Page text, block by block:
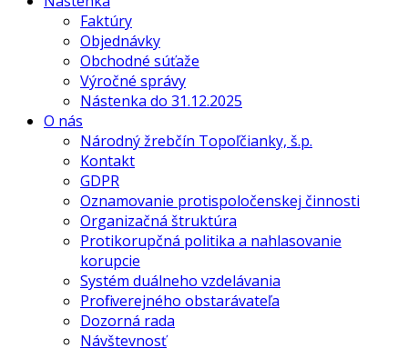
Faktúry
Objednávky
Obchodné súťaže
Výročné správy
Nástenka do 31.12.2025
O nás
Národný žrebčín Topoľčianky, š.p.
Kontakt
GDPR
Oznamovanie protispoločenskej činnosti
Organizačná štruktúra
Protikorupčná politika a nahlasovanie
korupcie
Systém duálneho vzdelávania
Profil verejného obstarávateľa
Dozorná rada
Návštevnosť